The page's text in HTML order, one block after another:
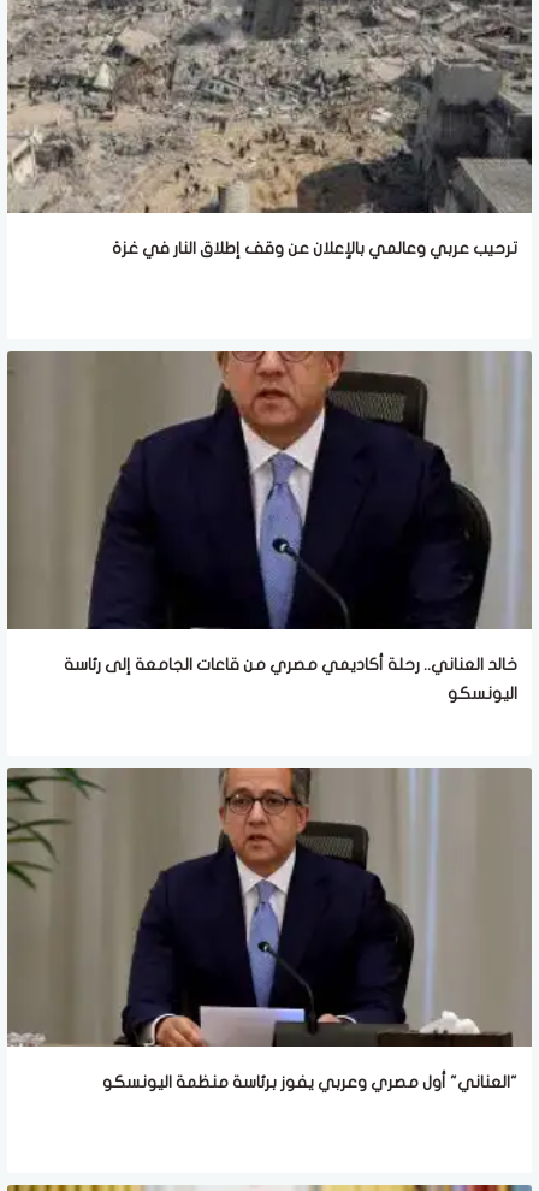
ترحيب عربي وعالمي بالإعلان عن وقف إطلاق النار في غزة
خالد العناني.. رحلة أكاديمي مصري من قاعات الجامعة إلى رئاسة
اليونسكو
"العناني" أول مصري وعربي يفوز برئاسة منظمة اليونسكو